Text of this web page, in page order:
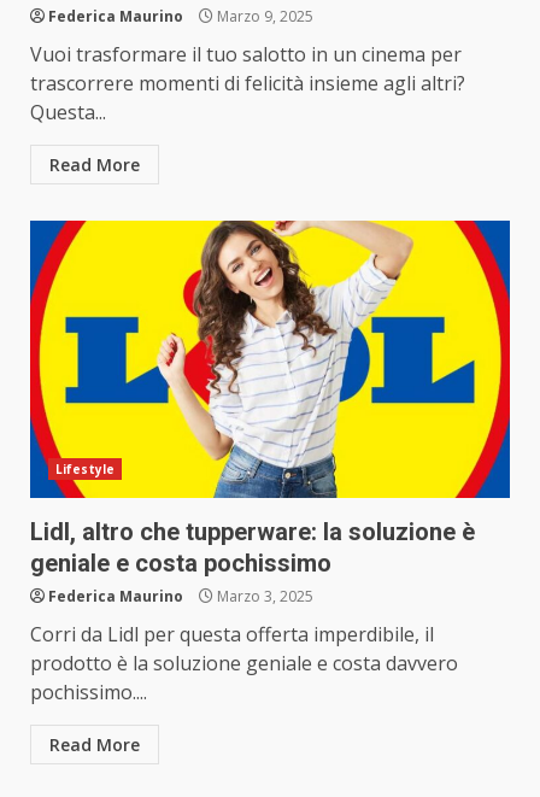
Federica Maurino Marzo 9, 2025
Vuoi trasformare il tuo salotto in un cinema per
trascorrere momenti di felicità insieme agli altri?
Questa...
Read More
Lifestyle
Lidl, altro che tupperware: la soluzione è
geniale e costa pochissimo
Federica Maurino Marzo 3, 2025
Corri da Lidl per questa offerta imperdibile, il
prodotto è la soluzione geniale e costa davvero
pochissimo....
Read More